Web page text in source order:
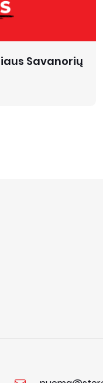
Savanorių